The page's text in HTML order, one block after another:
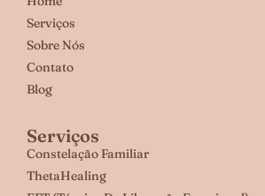
Serviços
Sobre Nós
Contato
Blog
Serviços
Constelação Familiar
ThetaHealing